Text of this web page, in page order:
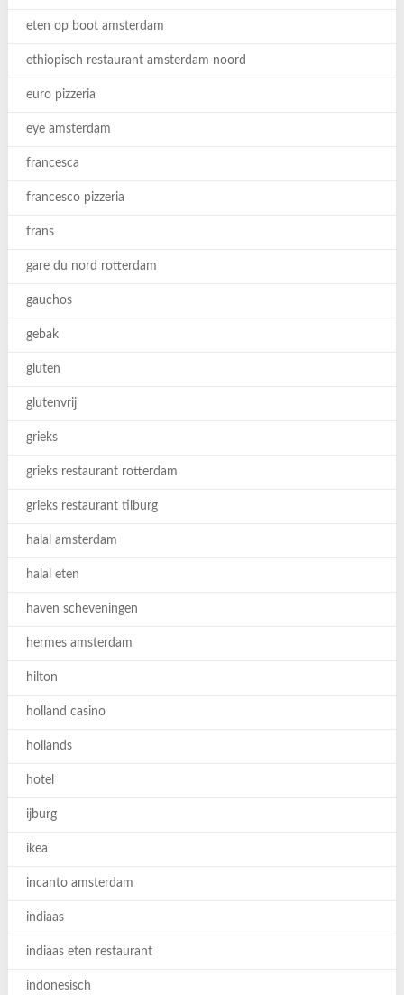
eten op boot amsterdam
ethiopisch restaurant amsterdam noord
euro pizzeria
eye amsterdam
francesca
francesco pizzeria
frans
gare du nord rotterdam
gauchos
gebak
gluten
glutenvrij
grieks
grieks restaurant rotterdam
grieks restaurant tilburg
halal amsterdam
halal eten
haven scheveningen
hermes amsterdam
hilton
holland casino
hollands
hotel
ijburg
ikea
incanto amsterdam
indiaas
indiaas eten restaurant
indonesisch